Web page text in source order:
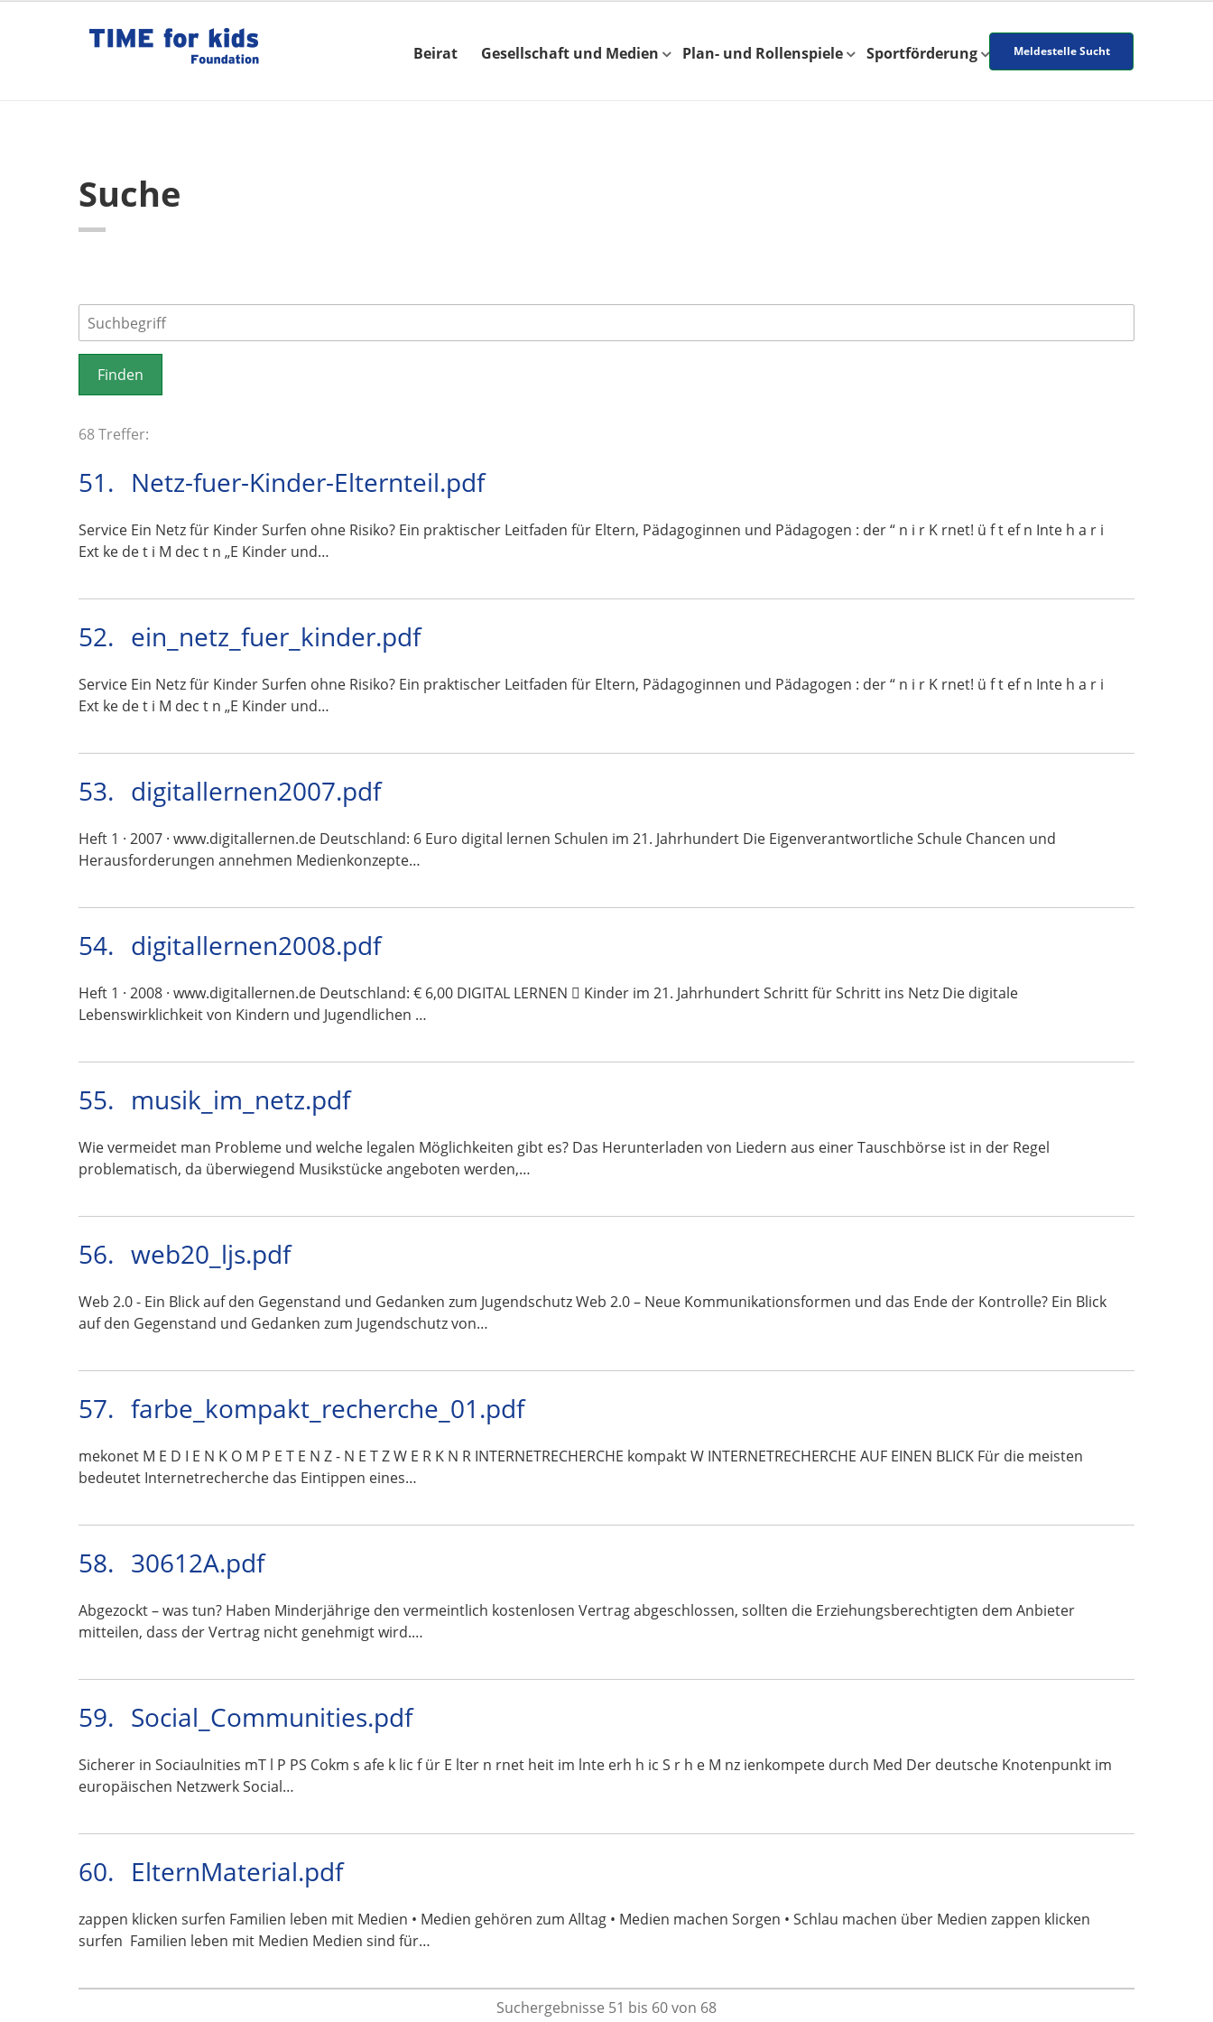
Beirat Gesellschaft und Medien Plan- und Rollenspiele Sportförderung Meldestelle Sucht
Suche
68 Treffer:
51. Netz-fuer-Kinder-Elternteil.pdf
Service Ein Netz für Kinder Surfen ohne Risiko? Ein praktischer Leitfaden für Eltern, Pädagoginnen und Pädagogen : der “ n i r K rnet! ü f t ef n Inte h a r i
Ext ke de t i M dec t n „E Kinder und…
52. ein_netz_fuer_kinder.pdf
Service Ein Netz für Kinder Surfen ohne Risiko? Ein praktischer Leitfaden für Eltern, Pädagoginnen und Pädagogen : der “ n i r K rnet! ü f t ef n Inte h a r i
Ext ke de t i M dec t n „E Kinder und…
53. digitallernen2007.pdf
Heft 1 · 2007 · www.digitallernen.de Deutschland: 6 Euro digital lernen Schulen im 21. Jahrhundert Die Eigenverantwortliche Schule Chancen und
Herausforderungen annehmen Medienkonzepte…
54. digitallernen2008.pdf
Heft 1 · 2008 · www.digitallernen.de Deutschland: € 6,00 DIGITAL LERNEN  Kinder im 21. Jahrhundert Schritt für Schritt ins Netz Die digitale
Lebenswirklichkeit von Kindern und Jugendlichen …
55. musik_im_netz.pdf
Wie vermeidet man Probleme und welche legalen Möglichkeiten gibt es? Das Herunterladen von Liedern aus einer Tauschbörse ist in der Regel
problematisch, da überwiegend Musikstücke angeboten werden,…
56. web20_ljs.pdf
Web 2.0 - Ein Blick auf den Gegenstand und Gedanken zum Jugendschutz Web 2.0 – Neue Kommunikationsformen und das Ende der Kontrolle? Ein Blick
auf den Gegenstand und Gedanken zum Jugendschutz von…
57. farbe_kompakt_recherche_01.pdf
mekonet M E D I E N K O M P E T E N Z - N E T Z W E R K N R INTERNETRECHERCHE kompakt W INTERNETRECHERCHE AUF EINEN BLICK Für die meisten
bedeutet Internetrecherche das Eintippen eines…
58. 30612A.pdf
Abgezockt – was tun? Haben Minderjährige den vermeintlich kostenlosen Vertrag abgeschlossen, sollten die Erziehungsberechtigten dem Anbieter
mitteilen, dass der Vertrag nicht genehmigt wird.…
59. Social_Communities.pdf
Sicherer in Sociaulnities mT l P PS Cokm s afe k lic f ür E lter n rnet heit im lnte erh h ic S r h e M nz ienkompete durch Med Der deutsche Knotenpunkt im
europäischen Netzwerk Social…
60. ElternMaterial.pdf
zappen klicken surfen Familien leben mit Medien • Medien gehören zum Alltag • Medien machen Sorgen • Schlau machen über Medien zappen klicken
surfen  Familien leben mit Medien Medien sind für…
Suchergebnisse 51 bis 60 von 68